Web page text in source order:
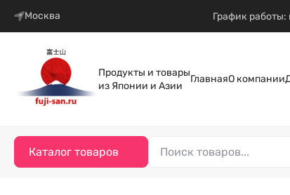
Москва График
Продукты и товары
из Японии и Азии
ГлавнаяО компании
Каталог товаров